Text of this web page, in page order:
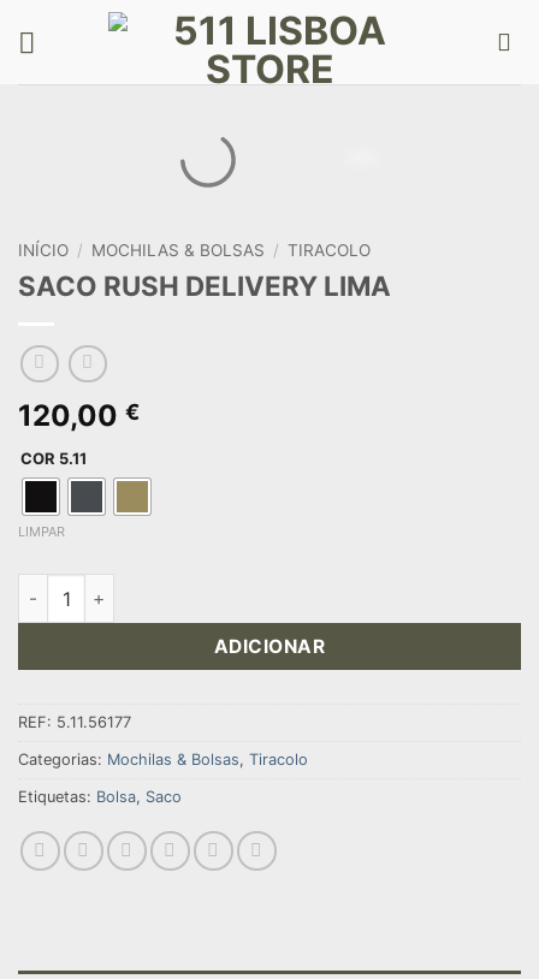
INÍCIO / MOCHILAS & BOLSAS / TIRACOLO
SACO RUSH DELIVERY LIMA
120,00 €
COR 5.11
LIMPAR
Quantidade de SACO RUSH DELIVERY LIMA
ADICIONAR
REF: 5.11.56177
Categorias: Mochilas & Bolsas, Tiracolo
Etiquetas: Bolsa, Saco